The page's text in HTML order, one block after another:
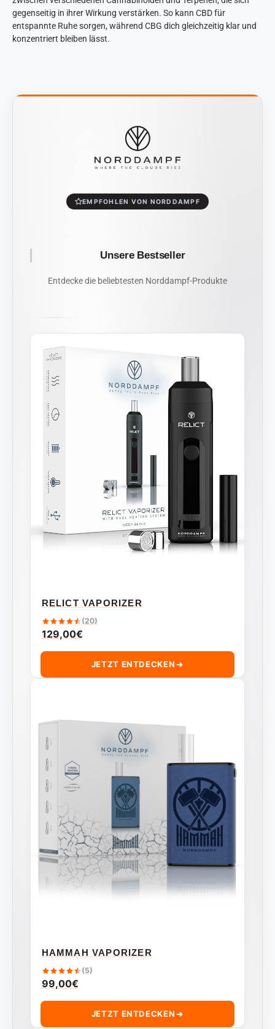
gegenseitig in ihrer Wirkung verstärken. So kann CBD für
entspannte Ruhe sorgen, während CBG dich gleichzeitig klar und
konzentriert bleiben lässt.
EMPFOHLEN VON NORDDAMPF
Unsere Bestseller
Entdecke die beliebtesten Norddampf-Produkte
RELICT VAPORIZER
(20)
129,00€
JETZT ENTDECKEN
HAMMAH VAPORIZER
(5)
99,00€
JETZT ENTDECKEN